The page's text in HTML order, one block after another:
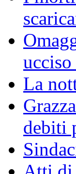
La
debiti